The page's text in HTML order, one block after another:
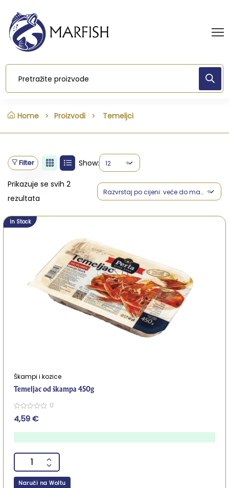
Home Proizvodi Temeljci
Filter Show: 12
Prikazuje se svih 2
rezultata
Razvrstaj po cijeni: veće do manje
In Stock
Škampi i kozice
Temeljac od škampa 450g
out
5
0
4,59€
Naruči na Woltu